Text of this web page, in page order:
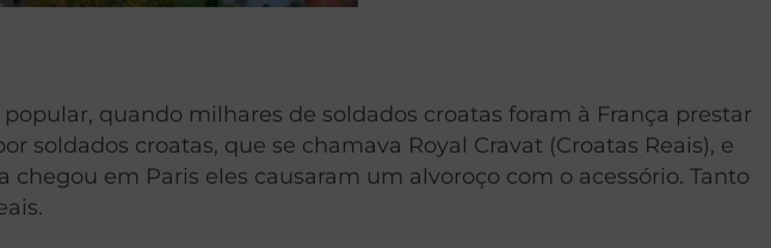
quando milhares de soldados croatas foram à França prestar
soldados croatas, que se chamava Royal Cravat (Croatas Reais), e
em Paris eles causaram um alvoroço com o acessório. Tanto